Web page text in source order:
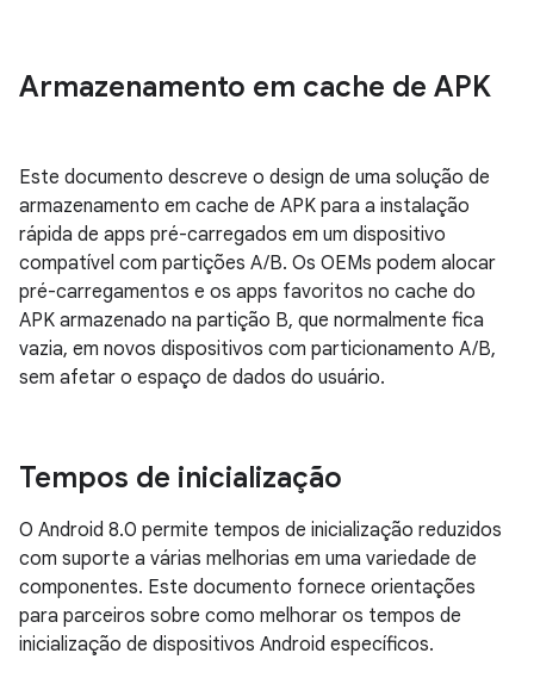
Armazenamento em cache de APK
Este documento descreve o design de uma solução de
armazenamento em cache de APK para a instalação
rápida de apps pré-carregados em um dispositivo
compatível com partições A/B. Os OEMs podem alocar
pré-carregamentos e os apps favoritos no cache do
APK armazenado na partição B, que normalmente fica
vazia, em novos dispositivos com particionamento A/B,
sem afetar o espaço de dados do usuário.
Tempos de inicialização
O Android 8.0 permite tempos de inicialização reduzidos
com suporte a várias melhorias em uma variedade de
componentes. Este documento fornece orientações
para parceiros sobre como melhorar os tempos de
inicialização de dispositivos Android específicos.